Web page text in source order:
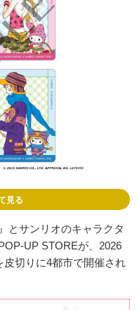
見る
とサンリオのキャラクタ
UP STOREが、2026
切りに4都市で開催され